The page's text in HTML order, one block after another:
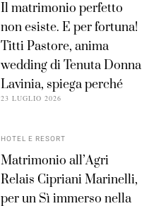
Il matrimonio perfetto
non esiste. E per fortuna!
Titti Pastore, anima
wedding di Tenuta Donna
Lavinia, spiega perché
23 LUGLIO 2026
HOTEL E RESORT
Matrimonio all’Agri
Relais Cipriani Marinelli,
per un Sì immerso nella